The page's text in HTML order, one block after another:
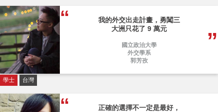
我的外交出走計畫，勇闖三
大洲只花了 9 萬元
國立政治大學
外交學系
郭芳孜
學士 台灣
正確的選擇不一定是最好，